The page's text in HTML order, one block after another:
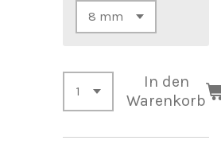
In den
Warenkorb